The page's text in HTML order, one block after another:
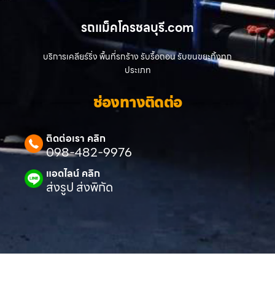
รถแม็คโครชลบุรี.com
บริการเคลียร์ริ่ง พื้นที่รกร้าง รับรื้อถอน รับขนขยะทิ้งทุก
ประเภท
ช่องทางติดต่อ
ติดต่อเรา คลิก
098-482-9976
แอดไลน์ คลิก
ส่งรูป ส่งพิกัด